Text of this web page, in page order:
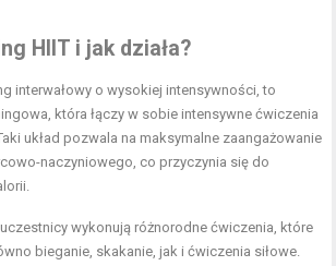
HIIT i jak działa?
interwałowy o wysokiej intensywności, to
która łączy w sobie intensywne ćwiczenia
układ pozwala na maksymalne zaangażowanie
naczyniowego, co przyczynia się do
wykonują różnorodne ćwiczenia, które
bieganie, skakanie, jak i ćwiczenia siłowe.